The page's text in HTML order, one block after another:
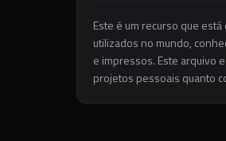
Este é um recurso que
utilizados no mundo,
e impressos. Este arquivo
projetos pessoais quanto